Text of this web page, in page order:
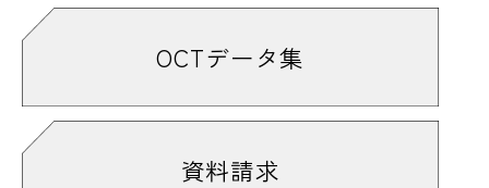
OCTデータ集
資料請求